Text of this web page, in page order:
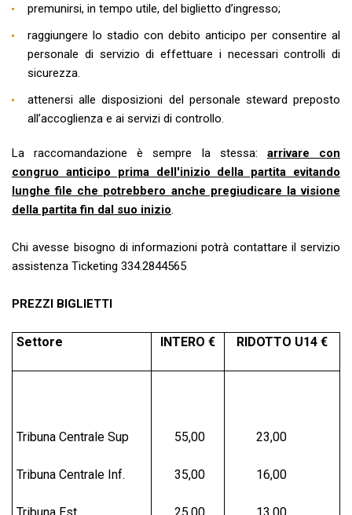
premunirsi, in tempo utile, del biglietto d’ingresso;
raggiungere lo stadio con debito anticipo per consentire al
personale di servizio di effettuare i necessari controlli di
sicurezza.
attenersi alle disposizioni del personale steward preposto
all’accoglienza e ai servizi di controllo.
La raccomandazione è sempre la stessa: arrivare con
congruo anticipo prima dell'inizio della partita evitando
lunghe file che potrebbero anche pregiudicare la visione
della partita fin dal suo inizio.
Chi avesse bisogno di informazioni potrà contattare il servizio
assistenza Ticketing 334.2844565
PREZZI BIGLIETTI
Settore INTERO € RIDOTTO U14 €
Tribuna Centrale Sup 55,00 23,00
Tribuna Centrale Inf. 35,00 16,00